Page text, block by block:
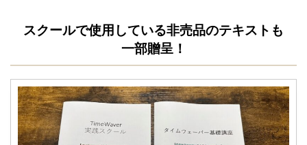
スクールで使用している非売品のテキストも
一部贈呈！